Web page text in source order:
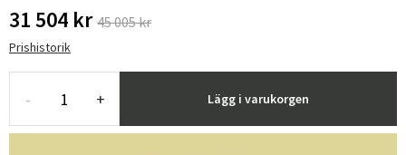
31 504 kr 45 005 kr
Prishistorik
- + Lägg i varukorgen